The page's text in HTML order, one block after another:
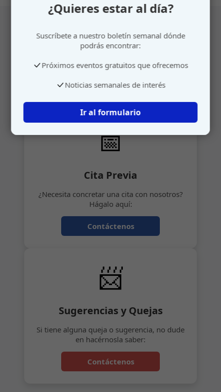
Atención personalizada
Gestione su cita o envíenos sus sugerencias de
manera rápida y sencilla.
📅
Cita Previa
¿Necesita concretar una cita con nosotros?
Hágalo aquí:
Contáctenos
📨
Sugerencias y Quejas
Si tiene alguna queja o sugerencia, no dude
en hacérnosla saber:
Contáctenos
¿Quieres estar al día?
Suscríbete a nuestro boletín semanal dónde
podrás encontrar:
Próximos eventos gratuitos que ofrecemos
Noticias semanales de interés
Ir al formulario